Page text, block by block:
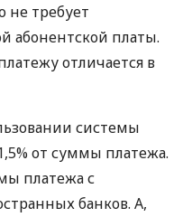
не требует
абонентской платы.
отличается в
системы
от суммы платежа.
платежа с
банков. А,